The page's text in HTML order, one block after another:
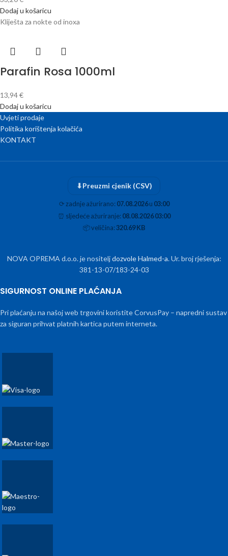
Dodaj u košaricu
Kliješta za nokte od inoxa
Parafin Rosa 1000ml
13,94€
Dodaj u košaricu
Uvjeti prodaje
Politika korištenja kolačića
KONTAKT
⬇Preuzmi cjenik (CSV)
⟳zadnje ažurirano:07.08.2026u 03:00
⏰ sljedeće ažuriranje:08.08.2026 03:00
📦veličina:320.69 KB
NOVA OPREMA d.o.o. je nositeljdozvole Halmed-a. Ur. broj rješenja:
381-13-07/183-24-03
SIGURNOST ONLINE PLAĆANJA
Pri plaćanju na našoj web trgovini koristite CorvusPay – napredni sustav
za siguran prihvat platnih kartica putem interneta.